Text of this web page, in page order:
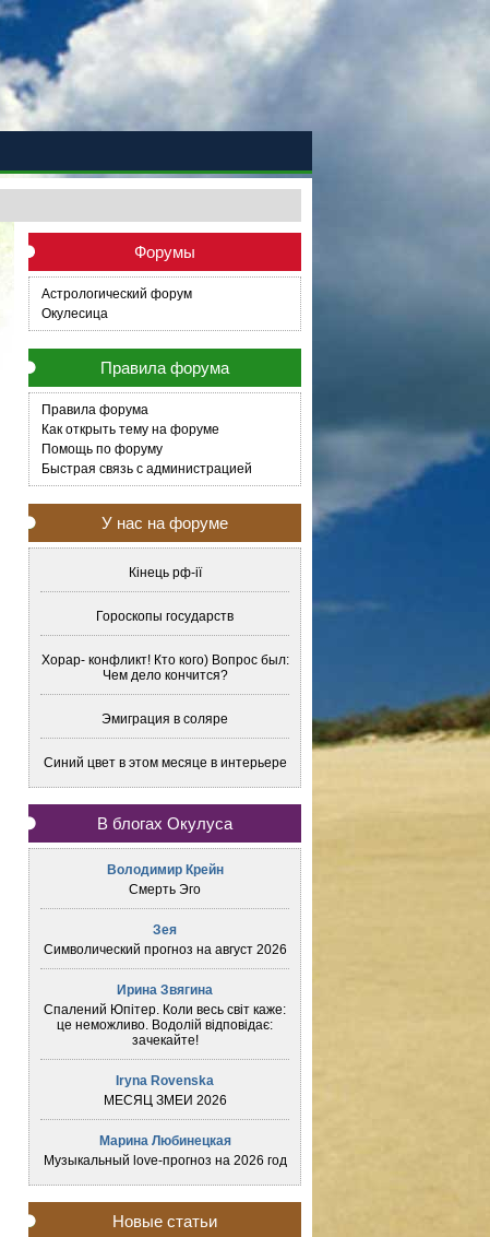
Форумы
Астрологический форум
Окулесица
Правила форума
Правила форума
Как открыть тему на форуме
Помощь по форуму
Быстрая связь с администрацией
У нас на форуме
Кінець рф-ії
Гороскопы государств
Хорар- конфликт! Кто кого) Вопрос был:
Чем дело кончится?
Эмиграция в соляре
Синий цвет в этом месяце в интерьере
В блогах Окулуса
Володимир Крейн
Смерть Эго
Зея
Символический прогноз на август 2026
Ирина Звягина
Спалений Юпітер. Коли весь світ каже:
це неможливо. Водолій відповідає:
зачекайте!
Iryna Rovenska
МЕСЯЦ ЗМЕИ 2026
Марина Любинецкая
Музыкальный love-прогноз на 2026 год
Новые статьи